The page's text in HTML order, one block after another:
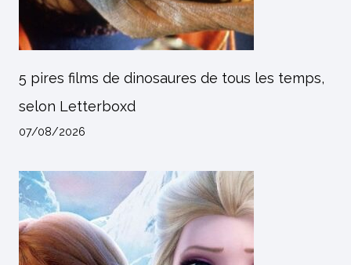
5 pires films de dinosaures de tous les temps,
selon Letterboxd
07/08/2026